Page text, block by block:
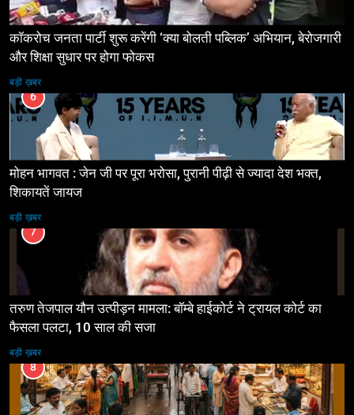
कॉकरोच जनता पार्टी शुरू करेंगी ‘क्या बोलती पब्लिक’ अभियान, बेरोजगारी
और शिक्षा सुधार पर होगा फोकस
बड़ी ख़बर
6
मोहन भागवत : जेन जी पर पूरा भरोसा, पुरानी पीढ़ी से ज्यादा देश भक्त,
शिकायतें जायज
बड़ी ख़बर
7
तरुण तेजपाल यौन उत्पीड़न मामला: बॉम्बे हाईकोर्ट ने ट्रायल कोर्ट का
फैसला पलटा, 10 साल की सजा
बड़ी ख़बर
8